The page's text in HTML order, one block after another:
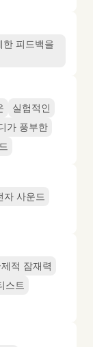
피드백을
실험적인
가 풍부한
자 사운드
제적 잠재력
스트